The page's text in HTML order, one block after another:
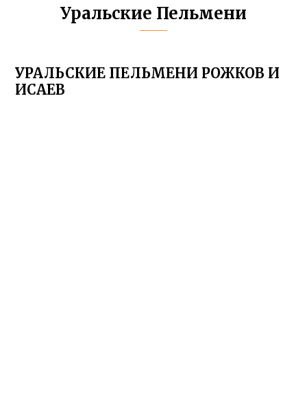
Уральские Пельмени
УРАЛЬСКИЕ ПЕЛЬМЕНИ РОЖКОВ И
ИСАЕВ